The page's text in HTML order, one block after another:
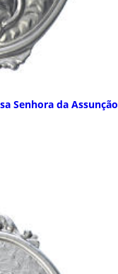
Senhora da Assunção